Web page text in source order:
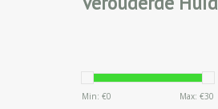
Min: €0 Max: €30